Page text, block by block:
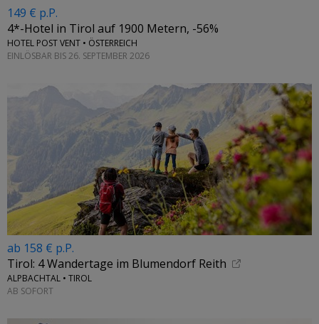
149 € p.P.
4*-Hotel in Tirol auf 1900 Metern, -56%
HOTEL POST VENT • ÖSTERREICH
EINLÖSBAR BIS 26. SEPTEMBER 2026
ab 158 € p.P.
Tirol: 4 Wandertage im Blumendorf Reith
ALPBACHTAL • TIROL
AB SOFORT